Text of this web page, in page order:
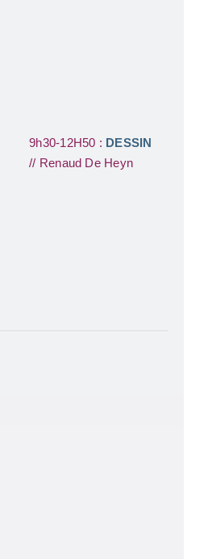
9h30-12H50 : DESSIN
// Renaud De Heyn